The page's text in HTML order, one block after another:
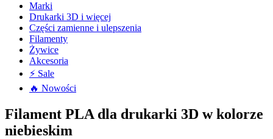
Marki
Drukarki 3D i więcej
Części zamienne i ulepszenia
Filamenty
Żywice
Akcesoria
⚡ Sale
🔥 Nowości
Filament PLA dla drukarki 3D w kolorze
niebieskim